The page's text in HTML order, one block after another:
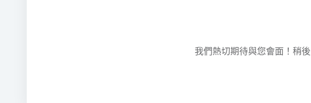
我們熱切期待與您會面！稍